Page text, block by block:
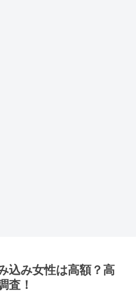
込み女性は高額？高
査！